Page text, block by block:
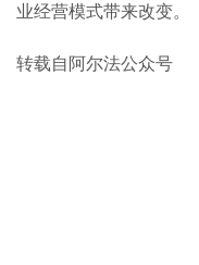
业经营模式带来改变。
转载自阿尔法公众号